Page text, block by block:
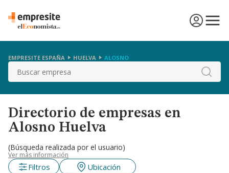
EMPRESITE ESPAÑA HUELVA ALOSNO
Buscar
Directorio de empresas en
Alosno Huelva
(Búsqueda realizada por el usuario)
Ver más información
Filtros Ubicación